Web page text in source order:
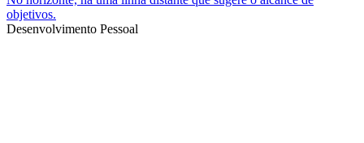
Desenvolvimento Pessoal